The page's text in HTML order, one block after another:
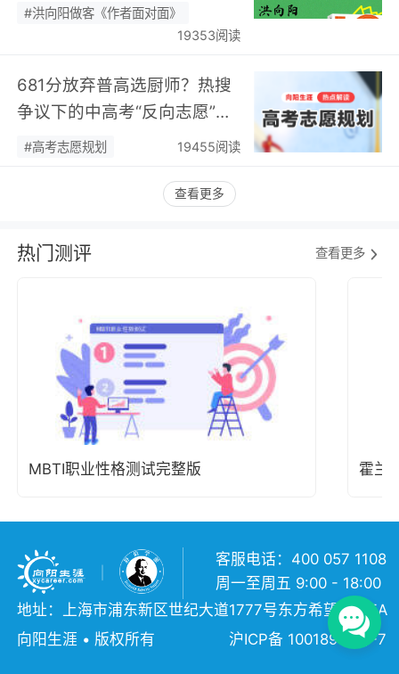
您现场相聚！…
#洪向阳做客《作者面对面》
19353阅读
681分放弃普高选厨师？热搜
争议下的中高考“反向志愿”
潮，藏着职业规划新逻辑…
#高考志愿规划 19455阅读
查看更多
热门测评 查看更多
MBTI职业性格测试完整版 霍兰
客服电话：400 057 1108
周一至周五 9:00 - 18:00
地址：上海市浦东新区世纪大道1777号东方希望大厦5A
向阳生涯 • 版权所有
沪ICP备 10018957号-7